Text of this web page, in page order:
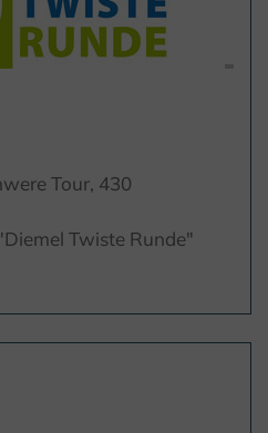
Tour, 430
Twiste Runde"